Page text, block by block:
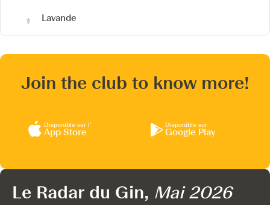
Lavande
Join the club to know more!
Disponible sur l’
App Store
Disponible sur
Google Play
Le Radar du Gin, Mai 2026